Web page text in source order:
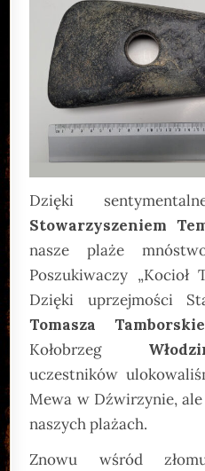
Dzięki
Stowarzyszeniem
nasze plaże
Poszukiwaczy „Kocioł
Dzięki uprzejmości
Tomasza
Kołobrzeg
uczestników
Mewa w Dźwirzynie, ale
naszych plażach.
Znowu wśród